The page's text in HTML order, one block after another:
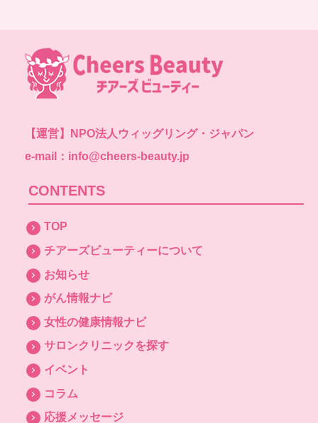
【運営】
NPO法人ウィッグリング・ジャパン
e-mail：info@cheers-beauty.jp
CONTENTS
TOP
チアーズビューティーについて
お知らせ
がん情報ナビ
女性の健康情報ナビ
サロンクリニックを探す
イベント
コラム
応援メッセージ